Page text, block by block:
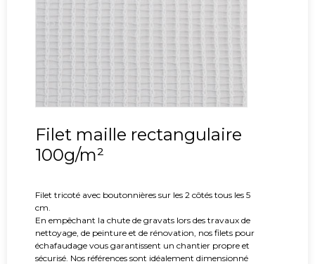
Filet maille rectangulaire
100g/m²
Filet tricoté avec boutonnières sur les 2 côtés tous les 5
cm.
En empêchant la chute de gravats lors des travaux de
nettoyage, de peinture et de rénovation, nos filets pour
échafaudage vous garantissent un chantier propre et
sécurisé. Nos références sont idéalement dimensionné